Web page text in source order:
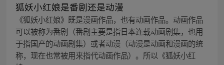
狐妖小红娘是番剧还是动漫
《狐妖小红娘》既是漫画作品，也有动画作品。动画作品
可以被称为番剧（番剧主要是指日本连载动画剧集，也用
于指国产的动画剧集）或者动漫（动漫是动画和漫画的统
称，现在也常被用来指代动画作品）。所以《狐妖小红